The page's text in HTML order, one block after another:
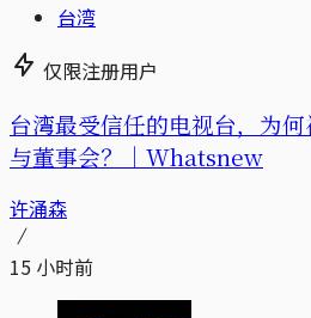
台湾
仅限注册用户
台湾最受信任的电视台，为
与董事会？｜Whatsnew
许涌森
15 小时前